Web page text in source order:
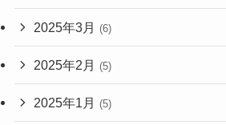
2025年3月 (6)
2025年2月 (5)
2025年1月 (5)